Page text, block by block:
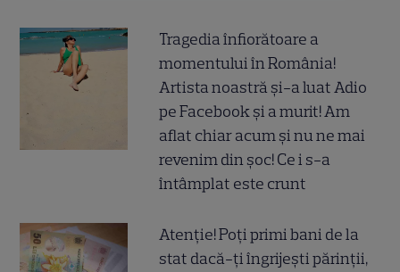
Tragedia înfiorătoare a
momentului în România!
Artista noastră și-a luat Adio
pe Facebook și a murit! Am
aflat chiar acum și nu ne mai
revenim din șoc! Ce i s-a
întâmplat este crunt
Atenție! Poți primi bani de la
stat dacă-ți îngrijești părinții,